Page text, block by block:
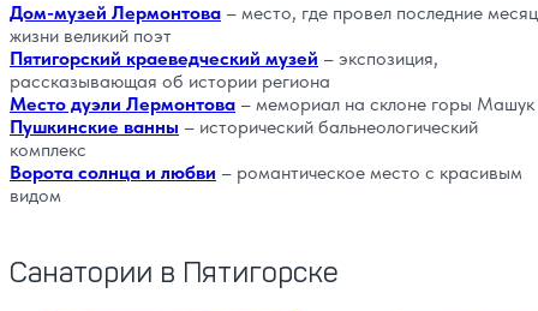
Дом-музей Лермонтова – место, где провел последние
жизни великий поэт
Пятигорский краеведческий музей – экспозиция,
рассказывающая об истории региона
Место дуэли Лермонтова – мемориал на склоне горы Машук
Пушкинские ванны – исторический бальнеологический
комплекс
Ворота солнца и любви – романтическое место с красивым
видом
Санатории в Пятигорске